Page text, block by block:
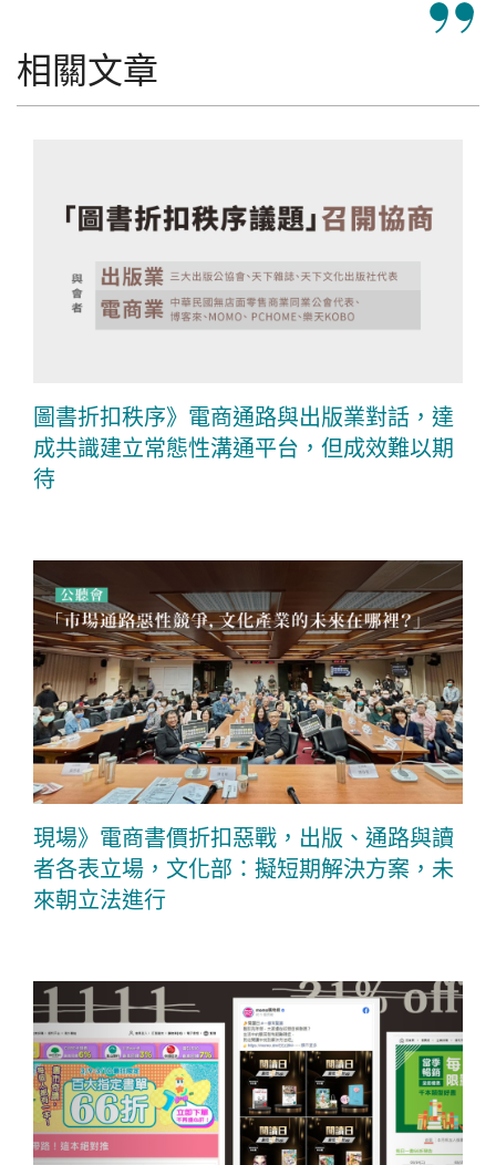
相關文章
圖書折扣秩序》電商通路與出版業對話，達
成共識建立常態性溝通平台，但成效難以期
待
現場》電商書價折扣惡戰，出版、通路與讀
者各表立場，文化部：擬短期解決方案，未
來朝立法進行